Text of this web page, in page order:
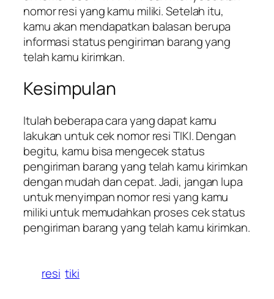
nomor resi yang kamu miliki. Setelah itu,
kamu akan mendapatkan balasan berupa
informasi status pengiriman barang yang
telah kamu kirimkan.
Kesimpulan
Itulah beberapa cara yang dapat kamu
lakukan untuk cek nomor resi TIKI. Dengan
begitu, kamu bisa mengecek status
pengiriman barang yang telah kamu kirimkan
dengan mudah dan cepat. Jadi, jangan lupa
untuk menyimpan nomor resi yang kamu
miliki untuk memudahkan proses cek status
pengiriman barang yang telah kamu kirimkan.
resi tiki